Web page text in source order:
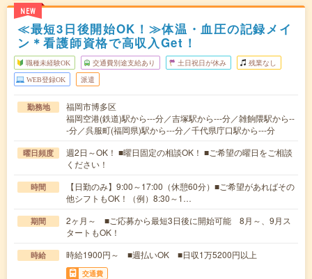
NEW
≪最短3日後開始OK！≫体温・血圧の記録メイ
ン＊看護師資格で高収入Get！
職種未経験OK 交通費別途支給あり 土日祝日が休み 残業なし
WEB登録OK 派遣
勤務地
福岡市博多区
福岡空港(鉄道)駅から---分／吉塚駅から---分／雑餉隈駅から--
-分／呉服町(福岡県)駅から---分／千代県庁口駅から---分
曜日頻度
週2日～OK！ ■曜日固定の相談OK！ ■ご希望の曜日をご相談
ください！
時間
【日勤のみ】9:00～17:00（休憩60分）■ご希望があればその
他シフトもOK！（例）8:30～1…
期間
2ヶ月～ ■ご応募から最短3日後に開始可能 8月～、9月ス
タートもOK！
時給 時給1900円～ ■週払いOK ■日収1万5200円以上
交通費